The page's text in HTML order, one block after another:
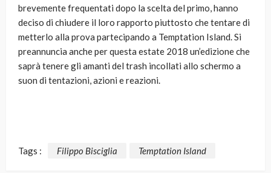
brevemente frequentati dopo la scelta del primo, hanno
deciso di chiudere il loro rapporto piuttosto che tentare di
metterlo alla prova partecipando a Temptation Island. Si
preannuncia anche per questa estate 2018 un’edizione che
saprà tenere gli amanti del trash incollati allo schermo a
suon di tentazioni, azioni e reazioni.
Tags : Filippo Bisciglia Temptation Island